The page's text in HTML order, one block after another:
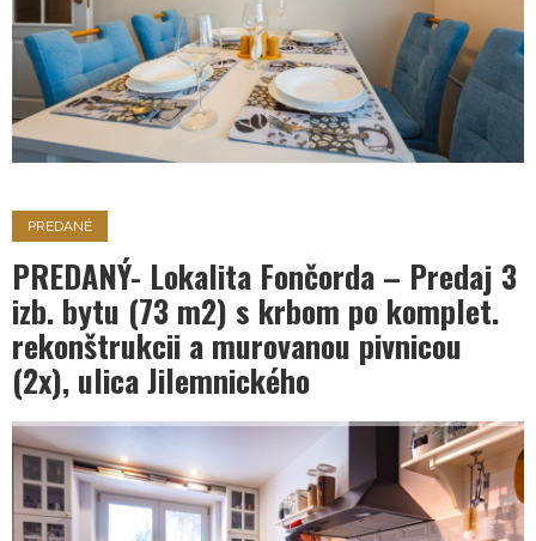
PREDANÉ
PREDANÝ- Lokalita Fončorda – Predaj 3
izb. bytu (73 m2) s krbom po komplet.
rekonštrukcii a murovanou pivnicou
(2x), ulica Jilemnického